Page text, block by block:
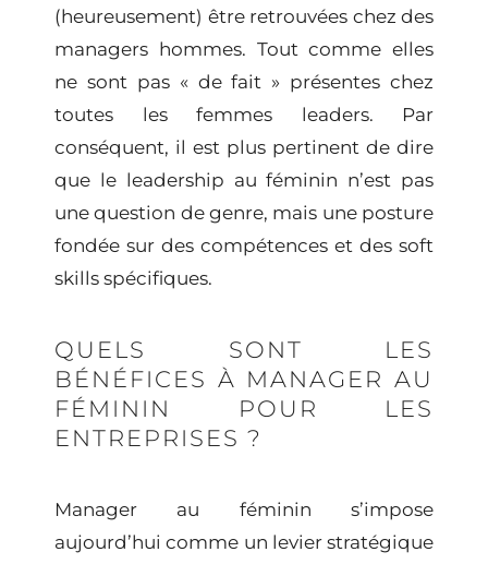
(heureusement) être retrouvées chez des
managers hommes. Tout comme elles
ne sont pas « de fait » présentes chez
toutes les femmes leaders. Par
conséquent, il est plus pertinent de dire
que le leadership au féminin n’est pas
une question de genre, mais une posture
fondée sur des compétences et des soft
skills spécifiques.
QUELS SONT LES
BÉNÉFICES À MANAGER AU
FÉMININ POUR LES
ENTREPRISES ?
Manager au féminin s’impose
aujourd’hui comme un levier stratégique